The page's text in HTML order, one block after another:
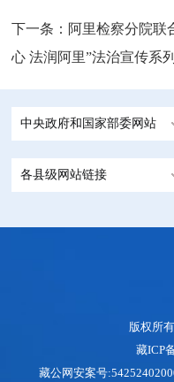
下一条： 阿里检察分院联
心 法润阿里”法治宣传系
中央政府和国家部委网站
各县级网站链接
版权所
藏ICP
藏公网安案号